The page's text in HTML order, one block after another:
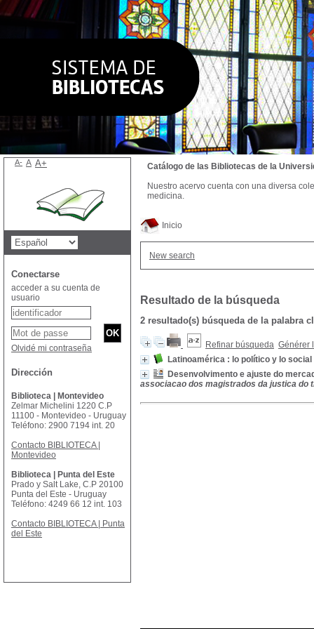
Inicio
New search
Resultado de la búsqueda
2 resultado(s) búsqueda de la palabra
Refinar búsqueda Générer
Latinoamérica : lo político y lo
Desenvolvimento e ajuste do
associacao dos magistrados da justica do
Catálogo de las Bibliotecas de la
Nuestro acervo cuenta con una diversa
medicina.
A- A A+
Conectarse
acceder a su cuenta de
usuario
Olvidé mi contraseña
Dirección
Biblioteca | Montevideo
Zelmar Michelini 1220 C.P
11100 - Montevideo - Uruguay
Teléfono: 2900 7194 int. 20
Contacto BIBLIOTECA |
Montevideo
Biblioteca | Punta del Este
Prado y Salt Lake, C.P 20100
Punta del Este - Uruguay
Teléfono: 4249 66 12 int. 103
Contacto BIBLIOTECA | Punta
del Este